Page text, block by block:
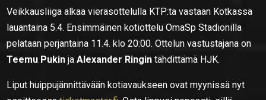
Veikkausliiga alkaa vierasottelulla KTP:ta vastaan Kotkassa
lauantaina 5.4. Ensimmäinen kotiottelu OmaSp Stadionilla
pelataan perjantaina 11.4. klo 20:00. Ottelun vastustajana on
Teemu Pukin jaAlexander Ringin tähdittämä HJK.
Liput huippujännittävään kotiavaukseen ovat myynissä nyt